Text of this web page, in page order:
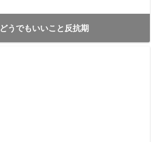
どうでもいいこと反抗期